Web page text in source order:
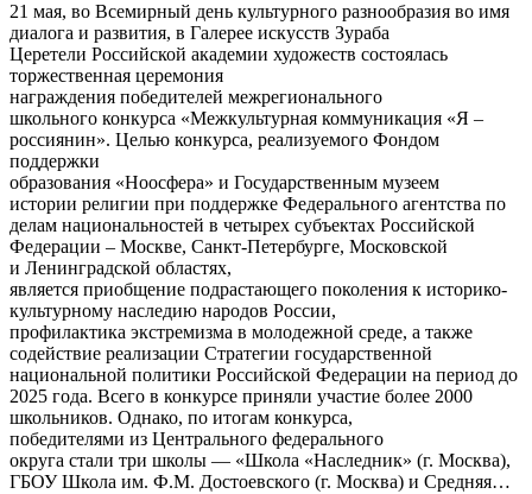
21 мая, во Всемирный день культурного разнообразия во имя
диалога и развития, в Галерее искусств Зураба
Церетели Российской академии художеств состоялась
торжественная церемония
награждения победителей межрегионального
школьного конкурса «Межкультурная коммуникация «Я –
россиянин». Целью конкурса, реализуемого Фондом
поддержки
образования «Ноосфера» и Государственным музеем
истории религии при поддержке Федерального агентства по
делам национальностей в четырех субъектах Российской
Федерации – Москве, Санкт-Петербурге, Московской
и Ленинградской областях,
является приобщение подрастающего поколения к историко-
культурному наследию народов России,
профилактика экстремизма в молодежной среде, а также
содействие реализации Стратегии государственной
национальной политики Российской Федерации на период до
2025 года. Всего в конкурсе приняли участие более 2000
школьников. Однако, по итогам конкурса,
победителями из Центрального федерального
округа стали три школы — «Школа «Наследник» (г. Москва),
ГБОУ Школа им. Ф.М. Достоевского (г. Москва) и Средняя…